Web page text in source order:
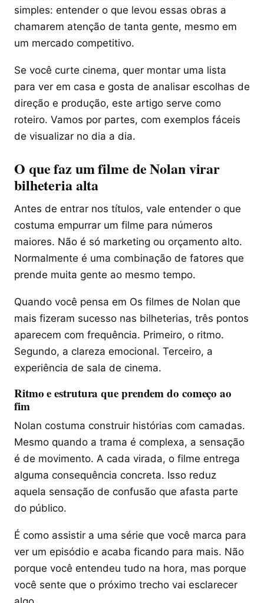
simples: entender o que levou essas obras a
chamarem atenção de tanta gente, mesmo em
um mercado competitivo.
Se você curte cinema, quer montar uma lista
para ver em casa e gosta de analisar escolhas de
direção e produção, este artigo serve como
roteiro. Vamos por partes, com exemplos fáceis
de visualizar no dia a dia.
O que faz um filme de Nolan virar
bilheteria alta
Antes de entrar nos títulos, vale entender o que
costuma empurrar um filme para números
maiores. Não é só marketing ou orçamento alto.
Normalmente é uma combinação de fatores que
prende muita gente ao mesmo tempo.
Quando você pensa em Os filmes de Nolan que
mais fizeram sucesso nas bilheterias, três pontos
aparecem com frequência. Primeiro, o ritmo.
Segundo, a clareza emocional. Terceiro, a
experiência de sala de cinema.
Ritmo e estrutura que prendem do começo ao
fim
Nolan costuma construir histórias com camadas.
Mesmo quando a trama é complexa, a sensação
é de movimento. A cada virada, o filme entrega
alguma consequência concreta. Isso reduz
aquela sensação de confusão que afasta parte
do público.
É como assistir a uma série que você marca para
ver um episódio e acaba ficando para mais. Não
porque você entendeu tudo na hora, mas porque
você sente que o próximo trecho vai esclarecer